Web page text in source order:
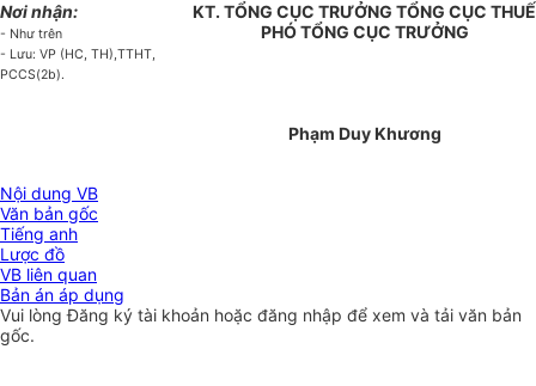
Nơi nhận:
- Như trên
- Lưu: VP (HC, TH),TTHT,
PCCS(2b).
KT. TỔNG CỤC TRƯỞNG TỔNG CỤC THUẾ
PHÓ TỔNG CỤC TRƯỞNG
Phạm Duy Khương
Nội dung VB
Văn bản gốc
Tiếng anh
Lược đồ
VB liên quan
Bản án áp dụng
Vui lòngĐăng ký tài khoản hoặc đăng nhập để xem và tải văn bản
gốc.